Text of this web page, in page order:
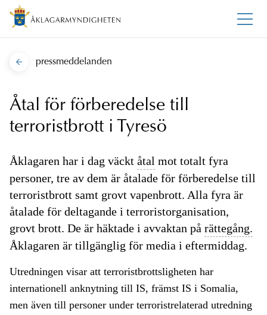
pressmeddelanden
Åtal för förberedelse till
terroristbrott i Tyresö
Åklagaren har i dag väckt åtal mot totalt fyra
personer, tre av dem är åtalade för förberedelse till
terroristbrott samt grovt vapenbrott. Alla fyra är
åtalade för deltagande i terroristorganisation,
grovt brott. De är häktade i avvaktan på rättegång.
Åklagaren är tillgänglig för media i eftermiddag.
Utredningen visar att terroristbrottsligheten har
internationell anknytning till IS, främst IS i Somalia,
men även till personer under terroristrelaterad utredning